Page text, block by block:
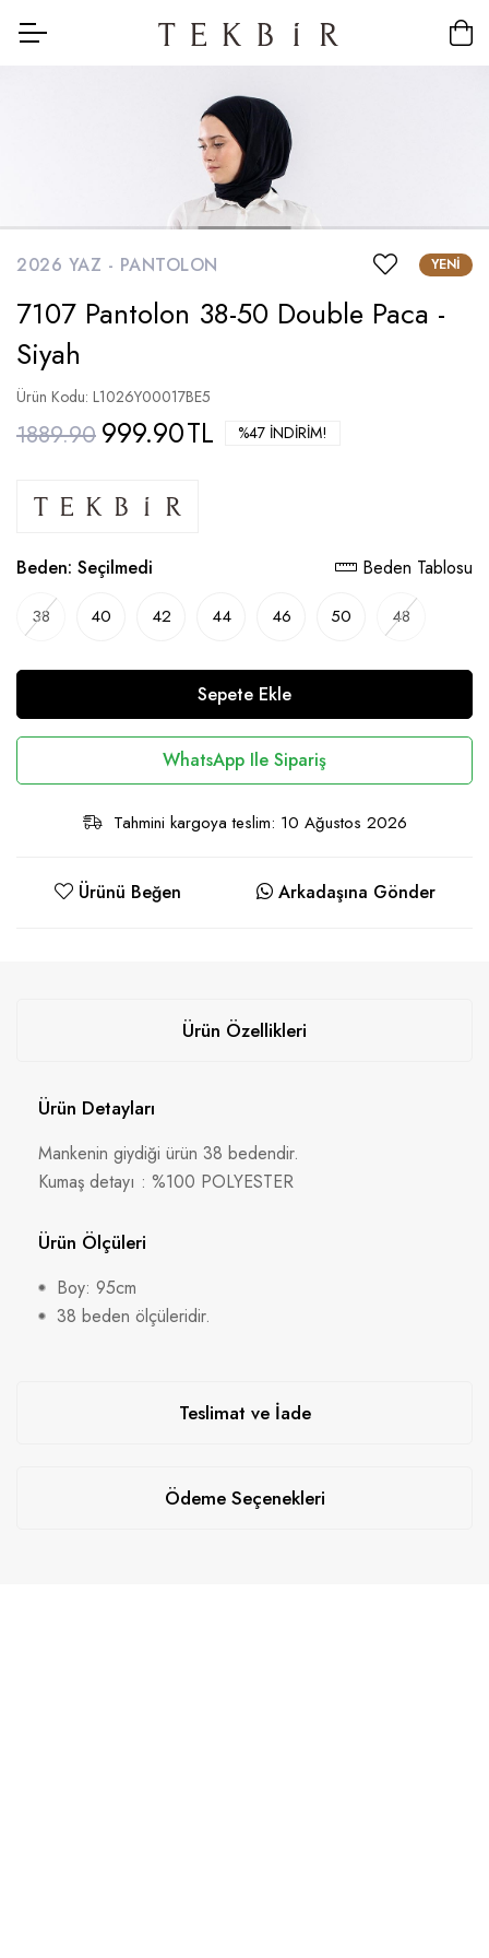
2026 YAZ - PANTOLON YENI
7107 Pantolon 38-50 Double Paca -
Siyah
Ürün Kodu: L1026Y00017BE5
1889.90 999.90TL %47 İNDIRIM!
Beden: Seçilmedi Beden Tablosu
38 40 42 44 46 50 48
Sepete Ekle
WhatsApp Ile Sipariş
Tahmini kargoya teslim: 10 Ağustos 2026
Ürünü Beğen Arkadaşına Gönder
Ürün Özellikleri
Ürün Detayları
Mankenin giydiği ürün 38 bedendir.
Kumaş detayı : %100 POLYESTER
Ürün Ölçüleri
Boy: 95cm
38 beden ölçüleridir.
Teslimat ve İade
Ödeme Seçenekleri